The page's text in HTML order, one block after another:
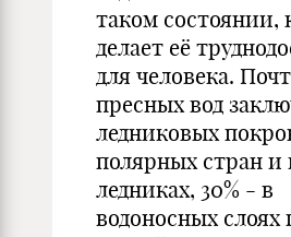
таком состоянии,
делает её
для человека.
пресных вод
ледниковых
полярных стран и
ледниках, 30% - в
водоносных слоях